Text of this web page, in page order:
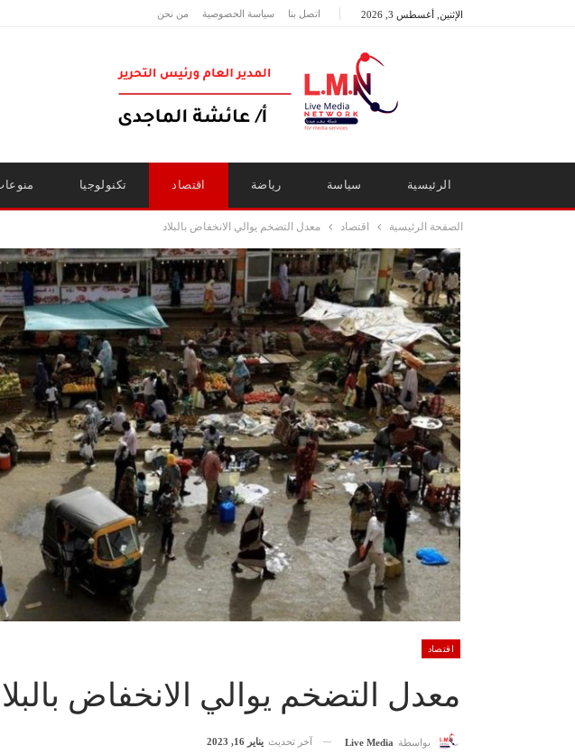
الإثنين, أغسطس 3, 2026 اتصل بنا سياسة الخصوصية من نحن
الرئيسية سياسة رياضة اقتصاد تكنولوجيا
الصفحة الرئيسية اقتصاد معدل التضخم يوالي الانخفاض بالبلاد
اقتصاد
معدل التضخم يوالي الانخفاض
بواسطة Live Media آخر تحديث يناير 16, 2023